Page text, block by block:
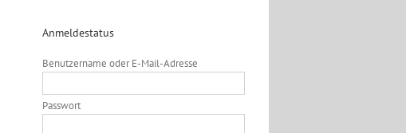
Anmeldestatus
Benutzername oder E-Mail-Adresse
Passwort